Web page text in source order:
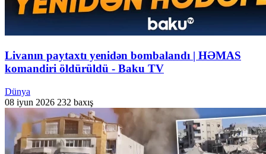
Livanın paytaxtı yenidən bombalandı | HƏMAS
komandiri öldürüldü - Baku TV
Dünya
08 iyun 2026 232 baxış